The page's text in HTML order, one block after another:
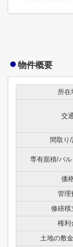
物件概要
所在
交
間取り
専有面積/バ
価
管理
修繕積
権利
土地の敷